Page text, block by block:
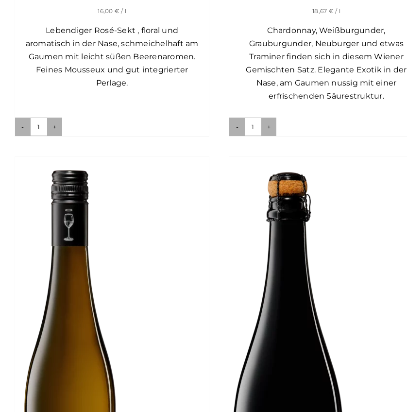
16,00 € / l
Lebendiger Rosé-Sekt , floral und
aromatisch in der Nase, schmeichelhaft am
Gaumen mit leicht süßen Beerenaromen.
Feines Mousseux und gut integrierter
Perlage.
Rosé
Menge
18,67 € / l
Chardonnay, Weißburgunder,
Grauburgunder, Neuburger und etwas
Traminer finden sich in diesem Wiener
Gemischten Satz. Elegante Exotik in der
Nase, am Gaumen nussig mit einer
erfrischenden Säurestruktur.
Menge